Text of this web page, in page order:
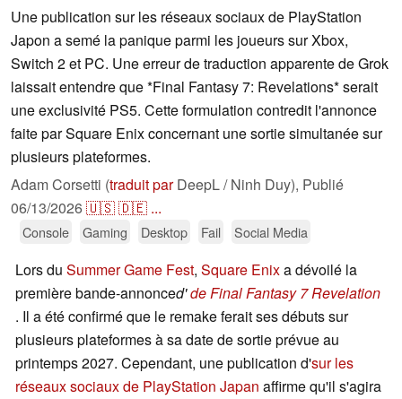
Une publication sur les réseaux sociaux de PlayStation
Japon a semé la panique parmi les joueurs sur Xbox,
Switch 2 et PC. Une erreur de traduction apparente de Grok
laissait entendre que *Final Fantasy 7: Revelations* serait
une exclusivité PS5. Cette formulation contredit l'annonce
faite par Square Enix concernant une sortie simultanée sur
plusieurs plateformes.
Adam Corsetti (traduit parDeepL / Ninh Duy), Publié
06/13/2026🇺🇸🇩🇪 ...
Console Gaming Desktop Fail Social Media
Lors du Summer Game Fest, Square Enixa dévoilé la
première bande-annonced'de Final Fantasy 7 Revelation
. Il a été confirmé que le remake ferait ses débuts sur
plusieurs plateformes à sa date de sortie prévue au
printemps 2027. Cependant, une publication d'sur les
réseaux sociaux de PlayStation Japan affirme qu'il s'agira